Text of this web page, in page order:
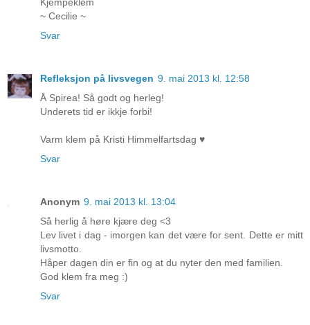
Kjempeklem
~ Cecilie ~
Svar
Refleksjon på livsvegen 9. mai 2013 kl. 12:58
Å Spirea! Så godt og herleg!
Underets tid er ikkje forbi!
Varm klem på Kristi Himmelfartsdag ♥
Svar
Anonym 9. mai 2013 kl. 13:04
Så herlig å høre kjære deg <3
Lev livet i dag - imorgen kan det være for sent. Dette er mitt
livsmotto.
Håper dagen din er fin og at du nyter den med familien.
God klem fra meg :)
Svar